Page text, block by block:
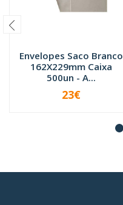
Envelopes Saco Branco
162X229mm Caixa
500un - A...
+
23€